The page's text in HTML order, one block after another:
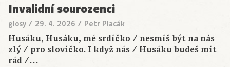
Invalidní sourozenci
glosy / 29. 4. 2026 / Petr Placák
Husáku, Husáku, mé srdíčko / nesmíš být na nás
zlý / pro slovíčko. I když nás / Husáku budeš mít
rád /…